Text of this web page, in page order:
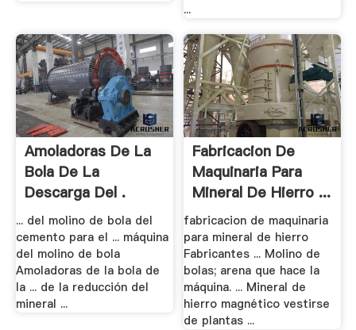
...
Amoladoras De La
Bola De La
Descarga Del .
... del molino de bola del
cemento para el ... máquina
del molino de bola
Amoladoras de la bola de
la ... de la reducción del
mineral ...
Fabricacion De
Maquinaria Para
Mineral De Hierro ...
fabricacion de maquinaria
para mineral de hierro
Fabricantes ... Molino de
bolas; arena que hace la
máquina. ... Mineral de
hierro magnético vestirse
de plantas ...